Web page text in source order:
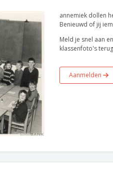
annemiek dollen
Benieuwd of jij
Meld je snel aan
klassenfoto's
Aanmelden